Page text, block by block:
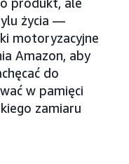
życia —
motoryzacyjne
Amazon, aby
do
w pamięci
zamiaru